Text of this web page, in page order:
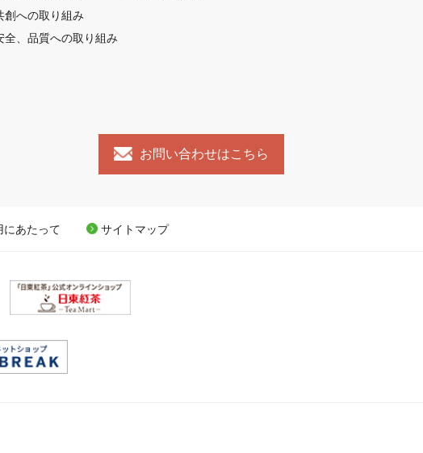
創への取り組み
全、品質への取り組み
お問い合わせはこちら
にあたって サイトマップ